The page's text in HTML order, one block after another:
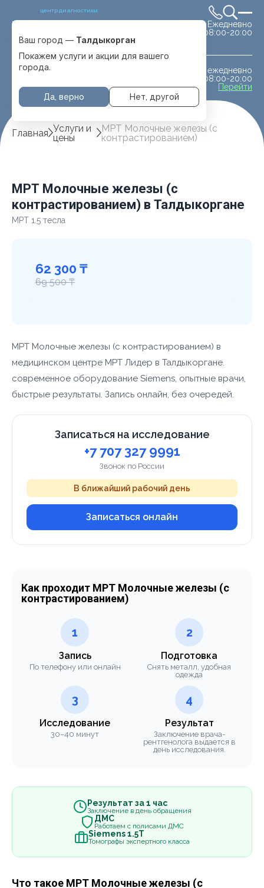
центр диагностики
Выбрать город
с. Отеген батыра
Ежедневно
08:00-20:00
ежедневно
08:00-20:00
Перейти
Ваш город — Талдыкорган
Покажем услуги и акции для вашего
города.
Да, верно Нет, другой
Главная Услуги и
цены
МРТ Молочные железы (с
контрастированием)
МРТ Молочные железы (с
контрастированием) в Талдыкоргане
МРТ 1.5 тесла
62 300 ₸
69 500 ₸
МРТ Молочные железы (с контрастированием) в
медицинском центре МРТ Лидер в Талдыкоргане.
современное оборудование Siemens, опытные врачи,
быстрые результаты. Запись онлайн, без очередей.
Записаться на исследование
+7 707 327 9991
Звонок по России
В ближайший рабочий день
Записаться онлайн
Как проходит МРТ Молочные железы (с
контрастированием)
1
Запись
По телефону или онлайн
2
Подготовка
Снять металл, удобная
одежда
3
Исследование
30–40 минут
4
Результат
Заключение врача-
рентгенолога выдается в
день исследования.
Результат за 1 час
Заключение в день обращения
ДМС
Работаем с полисами ДМС
Siemens 1.5Т
Томографы экспертного класса
Что такое МРТ Молочные железы (с